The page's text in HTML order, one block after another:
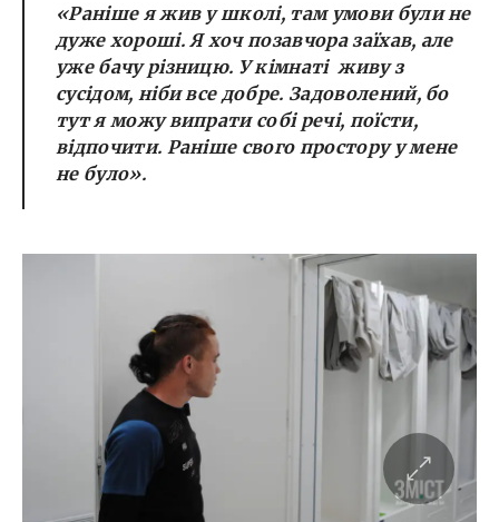
«Раніше я жив у школі, там умови були не
дуже хороші. Я хоч позавчора заїхав, але
уже бачу різницю. У кімнаті живу з
сусідом, ніби все добре. Задоволений, бо
тут я можу випрати собі речі, поїсти,
відпочити. Раніше свого простору у мене
не було».